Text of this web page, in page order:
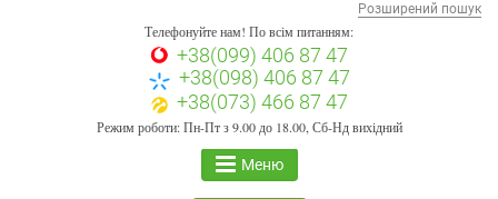
Розширений пошук
Телефонуйте нам! По всім питанням:
+38(099) 406 87 47
+38(098) 406 87 47
+38(073) 466 87 47
Режим роботи: Пн-Пт з 9.00 до 18.00, Сб-Нд вихідний
Меню